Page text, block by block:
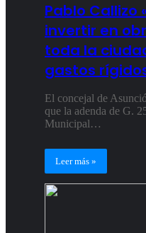
Pablo Callizo
invertir en
toda la
gastos
El concejal de
que la adenda de G.
Municipal…
Leer más »